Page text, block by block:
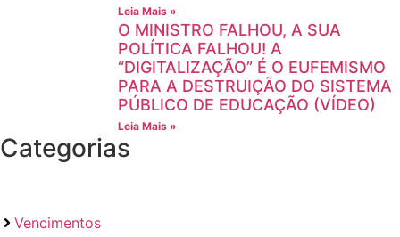
Leia Mais »
O MINISTRO FALHOU, A SUA
POLÍTICA FALHOU! A
“DIGITALIZAÇÃO” É O EUFEMISMO
PARA A DESTRUIÇÃO DO SISTEMA
PÚBLICO DE EDUCAÇÃO (VÍDEO)
Leia Mais »
Categorias
Vencimentos